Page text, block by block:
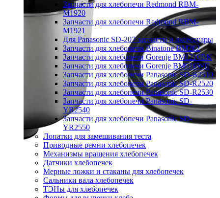
Запчасти для хлебопечи Redmond RBM-
M1920
Запчасти для хлебопечи Redmond RBM-
M1921
Для Panasonic SD-207 запчасти и аксессуары
Запчасти для хлебопечи Binatone BM202
Запчасти для хлебопечи Gorenje BM1210BK
Запчасти для хлебопечи Gorenje BM910WII
Запчасти для хлебопечи Panasonic SD-B2510
Запчасти для хлебопечи Panasonic SD-R2520
Запчасти для хлебопечи Panasonic SD-R2530
Запчасти для хлебопечи Panasonic SD-
YR2540
Запчасти для хлебопечи Panasonic SD-
YR2550
Лопатки для замешивания теста
Приводные ремни хлебопечек
Механизмы вращения хлебопечек
Датчики хлебопечек
Мерные ложки и стаканы для хлебопечек
Сальники вала хлебопечек
ТЭНы для хлебопечек